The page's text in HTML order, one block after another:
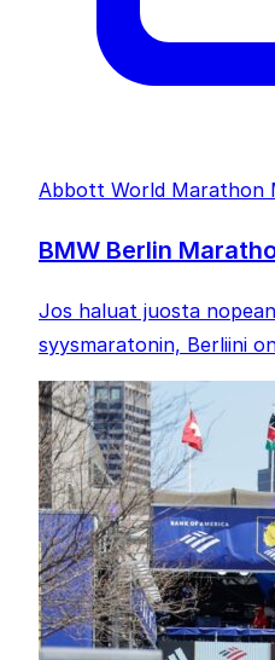
Abbott World Marathon
BMW Berlin
Jos haluat juosta
syysmaratonin, Berliini